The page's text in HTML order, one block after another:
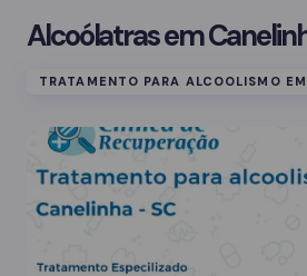
Alcoólatras em
TRATAMENTO PARA ALCOOLISMO